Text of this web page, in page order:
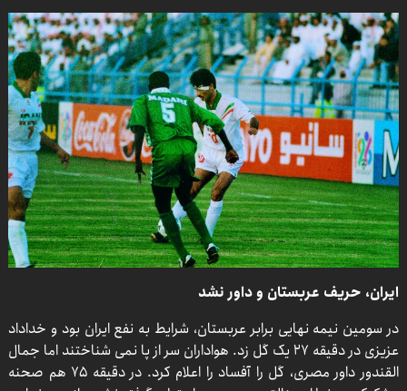
ایران، حریف عربستان و داور نشد
در سومین نیمه نهایی برابر عربستان، شرایط به نفع ایران بود و خداداد
عزیزی در دقیقه ۲۷ یک گل زد. هواداران سر از پا نمی شناختند اما جمال
القندور داور مصری، گل را آفساد را اعلام کرد. در دقیقه ۷۵ هم صحنه